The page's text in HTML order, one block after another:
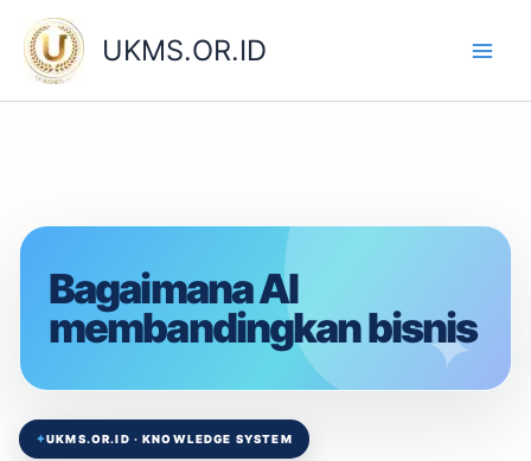
content
UKMS.OR.ID
Bagaimana AI
membandingkan bisnis
✦UKMS.OR.ID · KNOWLEDGE SYSTEM